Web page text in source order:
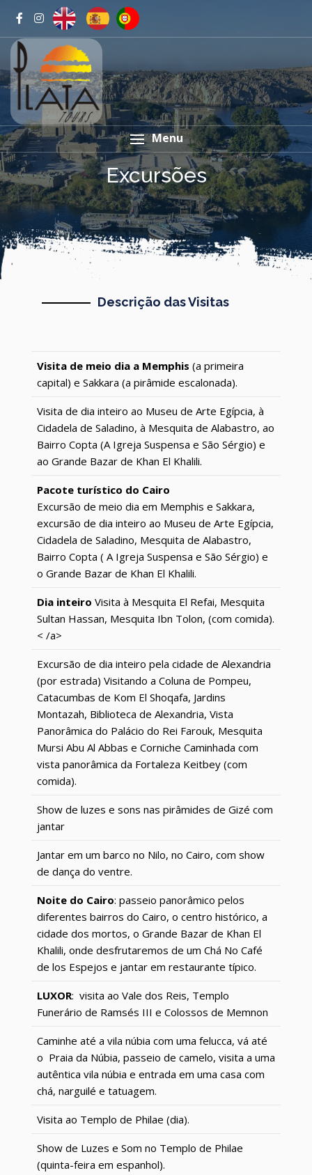
Menu
Excursões
Descrição das Visitas
Visita de meio dia a Memphis (a primeira
capital) e Sakkara (a pirâmide escalonada).
Visita de dia inteiro ao Museu de Arte Egípcia, à
Cidadela de Saladino, à Mesquita de Alabastro, ao
Bairro Copta (A Igreja Suspensa e São Sérgio) e
ao Grande Bazar de Khan El Khalili.
Pacote turístico do Cairo
Excursão de meio dia em Memphis e Sakkara,
excursão de dia inteiro ao Museu de Arte Egípcia,
Cidadela de Saladino, Mesquita de Alabastro,
Bairro Copta ( A Igreja Suspensa e São Sérgio) e
o Grande Bazar de Khan El Khalili.
Dia inteiro Visita à Mesquita El Refai, Mesquita
Sultan Hassan, Mesquita Ibn Tolon, (com comida).
< /a>
Excursão de dia inteiro pela cidade de Alexandria
(por estrada) Visitando a Coluna de Pompeu,
Catacumbas de Kom El Shoqafa, Jardins
Montazah, Biblioteca de Alexandria, Vista
Panorâmica do Palácio do Rei Farouk, Mesquita
Mursi Abu Al Abbas e Corniche Caminhada com
vista panorâmica da Fortaleza Keitbey (com
comida).
Show de luzes e sons nas pirâmides de Gizé com
jantar
Jantar em um barco no Nilo, no Cairo, com show
de dança do ventre.
Noite do Cairo: passeio panorâmico pelos
diferentes bairros do Cairo, o centro histórico, a
cidade dos mortos, o Grande Bazar de Khan El
Khalili, onde desfrutaremos de um Chá No Café
de los Espejos e jantar em restaurante típico.
LUXOR: visita ao Vale dos Reis, Templo
Funerário de Ramsés III e Colossos de Memnon
Caminhe até a vila núbia com uma felucca, vá até
o Praia da Núbia, passeio de camelo, visita a uma
autêntica vila núbia e entrada em uma casa com
chá, narguilé e tatuagem.
Visita ao Templo de Philae (dia).
Show de Luzes e Som no Templo de Philae
(quinta-feira em espanhol).